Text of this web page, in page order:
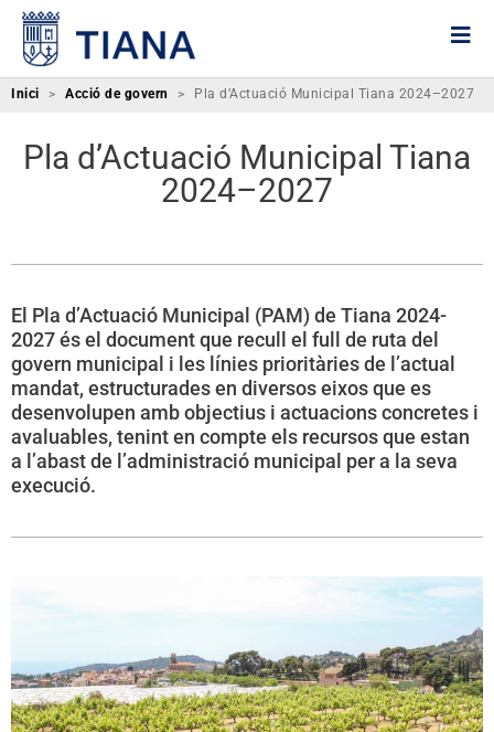
Inici > Acció de govern > Pla d’Actuació Municipal Tiana 2024–2027
Pla d’Actuació Municipal Tiana
2024–2027
El Pla d’Actuació Municipal (PAM) de Tiana 2024-
2027 és el document que recull el full de ruta del
govern municipal i les línies prioritàries de l’actual
mandat, estructurades en diversos eixos que es
desenvolupen amb objectius i actuacions concretes i
avaluables, tenint en compte els recursos que estan
a l’abast de l’administració municipal per a la seva
execució.